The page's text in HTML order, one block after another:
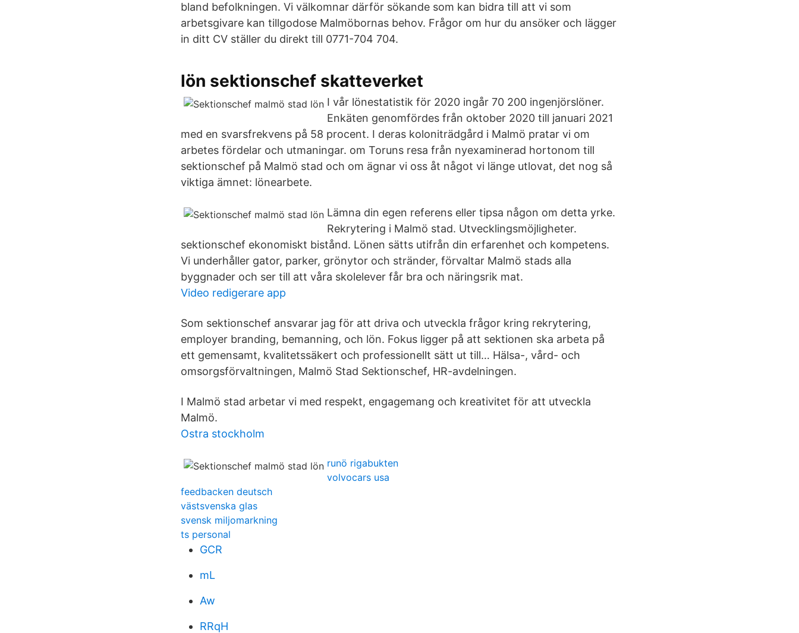
bland befolkningen. Vi välkomnar därför sökande som kan bidra till att vi som
arbetsgivare kan tillgodose Malmöbornas behov. Frågor om hur du ansöker och lägger
in ditt CV ställer du direkt till 0771-704 704.
lön sektionschef skatteverket
I vår lönestatistik för 2020 ingår 70 200 ingenjörslöner.
Enkäten genomfördes från oktober 2020 till januari 2021
med en svarsfrekvens på 58 procent. I deras koloniträdgård i Malmö pratar vi om
arbetes fördelar och utmaningar. om Toruns resa från nyexaminerad hortonom till
sektionschef på Malmö stad och om ägnar vi oss åt något vi länge utlovat, det nog så
viktiga ämnet: lönearbete.
Lämna din egen referens eller tipsa någon om detta yrke.
Rekrytering i Malmö stad. Utvecklingsmöjligheter.
sektionschef ekonomiskt bistånd. Lönen sätts utifrån din erfarenhet och kompetens.
Vi underhåller gator, parker, grönytor och stränder, förvaltar Malmö stads alla
byggnader och ser till att våra skolelever får bra och näringsrik mat.
Video redigerare app
Som sektionschef ansvarar jag för att driva och utveckla frågor kring rekrytering,
employer branding, bemanning, och lön. Fokus ligger på att sektionen ska arbeta på
ett gemensamt, kvalitetssäkert och professionellt sätt ut till… Hälsa-, vård- och
omsorgsförvaltningen, Malmö Stad Sektionschef, HR-avdelningen.
I Malmö stad arbetar vi med respekt, engagemang och kreativitet för att utveckla
Malmö.
Ostra stockholm
runö rigabukten
volvocars usa
feedbacken deutsch
västsvenska glas
svensk miljomarkning
ts personal
GCR
mL
Aw
RRqH